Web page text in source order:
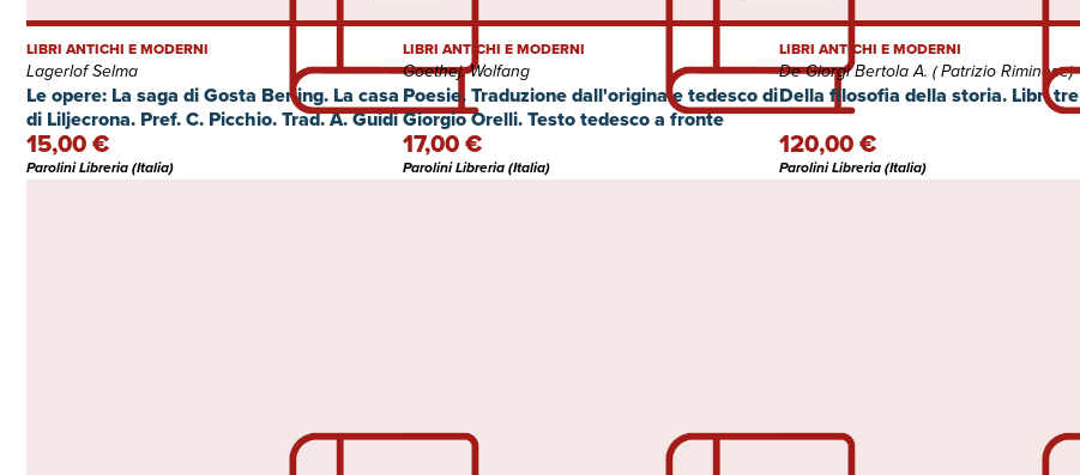
Le opere: La saga di Gosta Berling. La casa
di Liljecrona. Pref. C. Picchio. Trad. A. Guidi
LIBRI ANTICHI E MODERNI
Lagerlof Selma
15,00 €
Parolini Libreria (Italia)
Poesie. Traduzione dall'originale tedesco di
Giorgio Orelli. Testo tedesco a fronte
LIBRI ANTICHI E MODERNI
Goethej. Wolfang
17,00 €
Parolini Libreria (Italia)
Della filosofia della storia. Libri tre
LIBRI ANTICHI E MODERNI
De Giorgi Bertola A. ( Patrizio Riminese)
120,00 €
Parolini Libreria (Italia)